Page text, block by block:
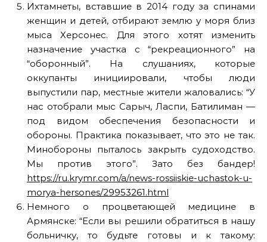
Ихтамнеты, вставшие в 2014 году за спинами
женщин и детей, отбирают землю у моря близ
мыса Херсонес. Для этого хотят изменить
назначение участка с “рекреационного” на
“оборонный”. На слушаниях, которые
оккупанты инициировали, чтобы люди
выпустили пар, местные жители жаловались: “У
нас отобрали мыс Сарыч, Ласпи, Батилиман —
под видом обеспечения безопасности и
обороны. Практика показывает, что это не так.
Минобороны пыталось закрыть судоходство.
Мы против этого”. Зато без бандер!
https://ru.krymr.com/a/news-rossiiskie-uchastok-u-
morya-hersones/29953261.html
Немного о процветающей медицине в
Армянске: “Если вы решили обратиться в нашу
больничку, то будьте готовы и к такому: